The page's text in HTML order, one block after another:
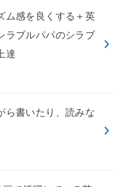
ム感を良くする＋英
ラブルパパのシラブ
達
ら書いたり、読みな